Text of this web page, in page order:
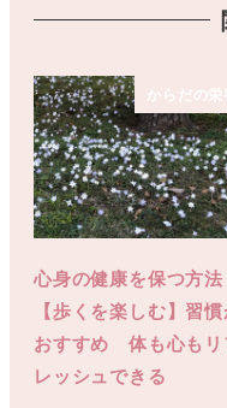
からだの栄
心身の健康を保つ方
【歩くを楽しむ】習
おすすめ 体も心もリ
レッシュできる